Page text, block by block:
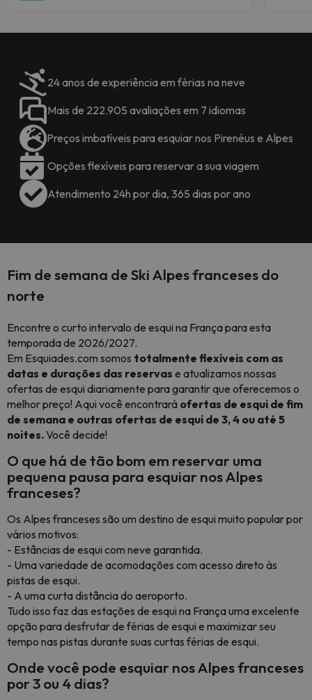
24 anos de experiência em férias na neve
Mais de 222.905 avaliações em 7 idiomas
Preços imbatíveis para esquiar nos Pirenéus e Alpes
Opções flexíveis para reservar a sua viagem
Atendimento 24h por dia, 365 dias por ano
Fim de semana de Ski Alpes franceses do
norte
Encontre o curto intervalo de esqui na França para esta
temporada de 2026/2027.
Em Esquiades.com somos totalmente flexíveis com as
datas e durações das reservas e atualizamos nossas
ofertas de esqui diariamente para garantir que oferecemos o
melhor preço! Aqui você encontrará ofertas de esqui de fim
de semana e outras ofertas de esqui de 3, 4 ou até 5
noites.Você decide!
O que há de tão bom em reservar uma
pequena pausa para esquiar nos Alpes
franceses?
Os Alpes franceses são um destino de esqui muito popular por
vários motivos:
- Estâncias de esqui com neve garantida.
- Uma variedade de acomodações com acesso direto às
pistas de esqui.
- A uma curta distância do aeroporto.
Tudo isso faz das estações de esqui na França uma excelente
opção para desfrutar de férias de esqui e maximizar seu
tempo nas pistas durante suas curtas férias de esqui.
Onde você pode esquiar nos Alpes franceses
por 3 ou 4 dias?